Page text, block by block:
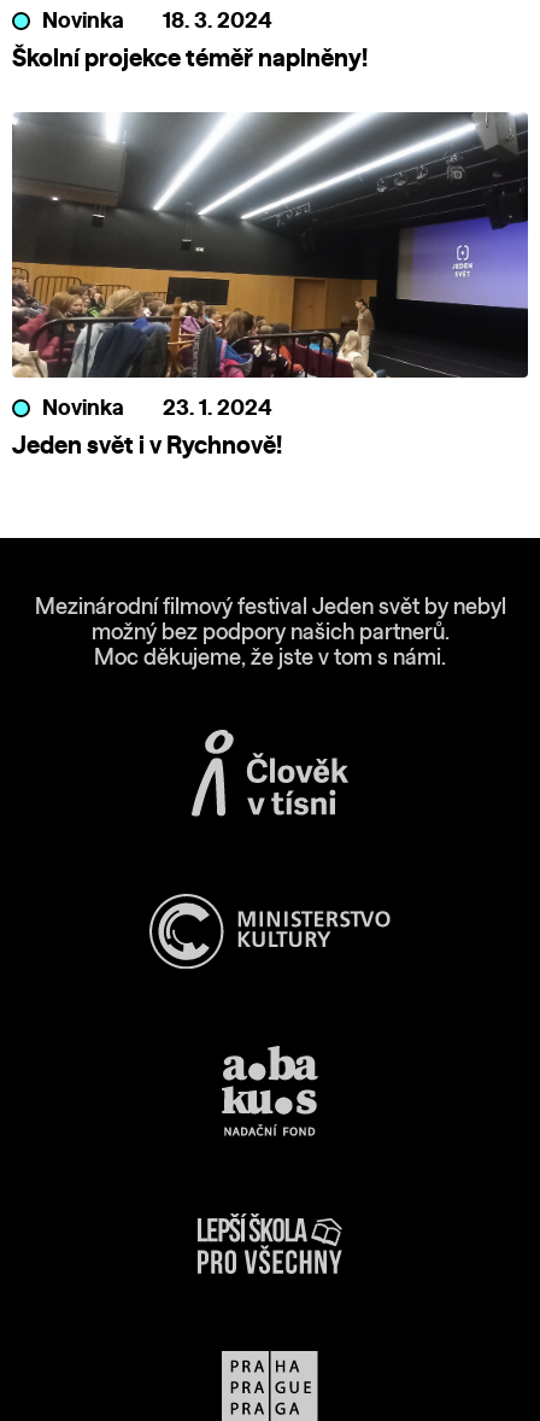
Novinka 18. 3. 2024
Školní projekce téměř naplněny!
Novinka 23. 1. 2024
Jeden svět i v Rychnově!
Mezinárodní filmový festival Jeden svět by nebyl
možný bez podpory našich partnerů.
Moc děkujeme, že jste v tom s námi.